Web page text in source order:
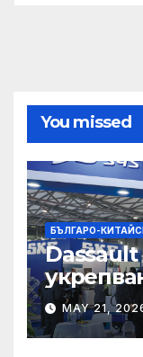
You missed
БЪЛГАРО-
Dassault
MAY 21,